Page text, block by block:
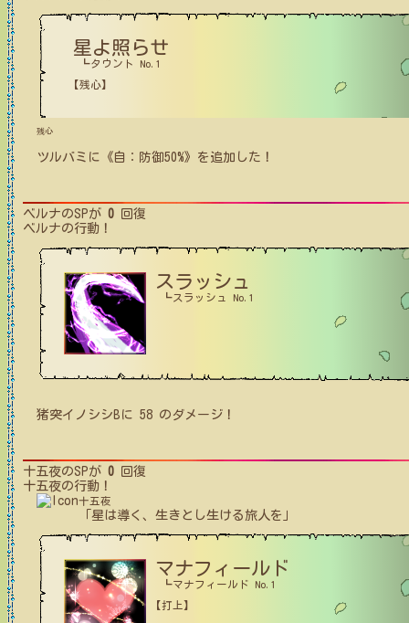
星よ照らせ
┗タウント No.1
【残心】
残心
ツルバミ に 《自：防御50%》 を追加した！
ベルナのSPが 0 回復
ベルナの行動！
スラッシュ
┗スラッシュ No.1
猪突イノシシB に 58 のダメージ！
十五夜のSPが 0 回復
十五夜の行動！
十五夜
「星は導く、生きとし生ける旅人を」
マナフィールド
┗マナフィールド No.1
【打上】